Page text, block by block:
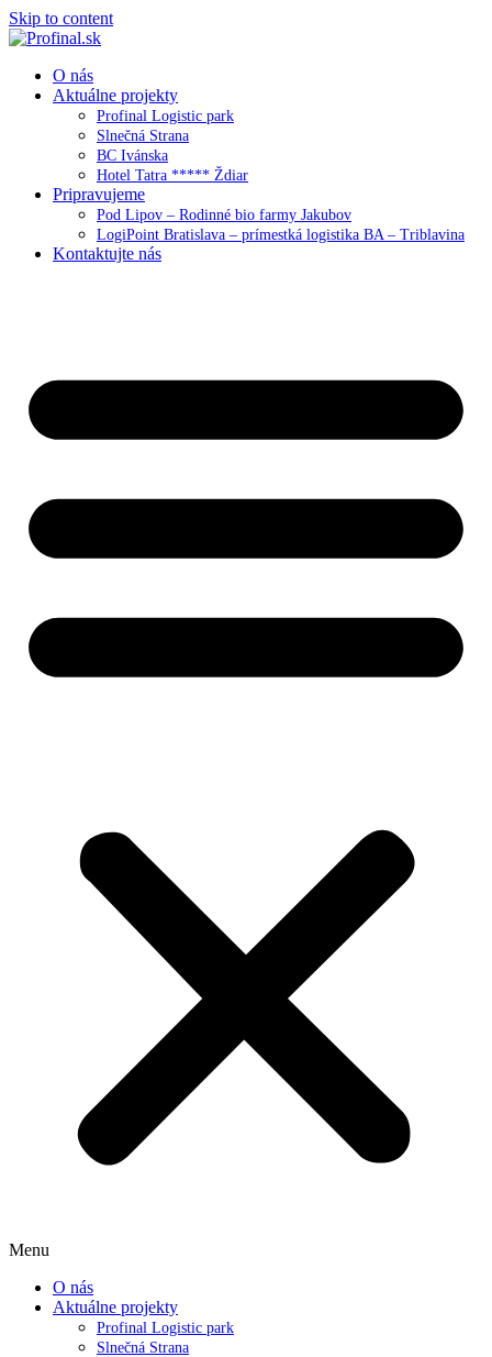
Skip to content
O nás
Aktuálne projekty
Profinal Logistic park
Slnečná Strana
BC Ivánska
Hotel Tatra ***** Ždiar
Pripravujeme
Pod Lipov – Rodinné bio farmy Jakubov
LogiPoint Bratislava – prímestká logistika BA – Triblavina
Kontaktujte nás
Menu
O nás
Aktuálne projekty
Profinal Logistic park
Slnečná Strana